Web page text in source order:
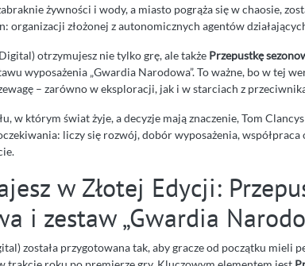
żywności i wody, a miasto pogrąża się w chaosie,
organizacji złożonej z autonomicznych agentów
otrzymujesz nie tylko grę, ale także Przepustkę
wyposażenia „Gwardia Narodowa”. To ważne, bo w tej
– zarówno w eksploracji, jak i w starciach z
w którym świat żyje, a decyzje mają znaczenie, Tom
liczy się rozwój, dobór wyposażenia,
w Złotej Edycji:
i zestaw „Gwardia
została przygotowana tak, aby gracze od początku mieli